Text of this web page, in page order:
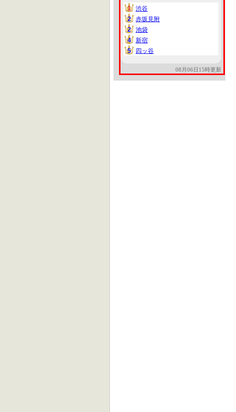
1
1
渋谷
2
2
赤坂見附
2
2
池袋
4
4
新宿
5
5 四ッ谷
08月06日15時更新